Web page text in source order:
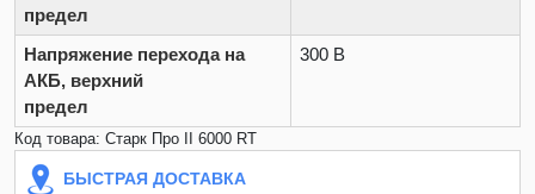
предел
Напряжение перехода на
АКБ, верхний
предел
300 В
Код товара: Старк Про II 6000 RT
БЫСТРАЯ ДОСТАВКА